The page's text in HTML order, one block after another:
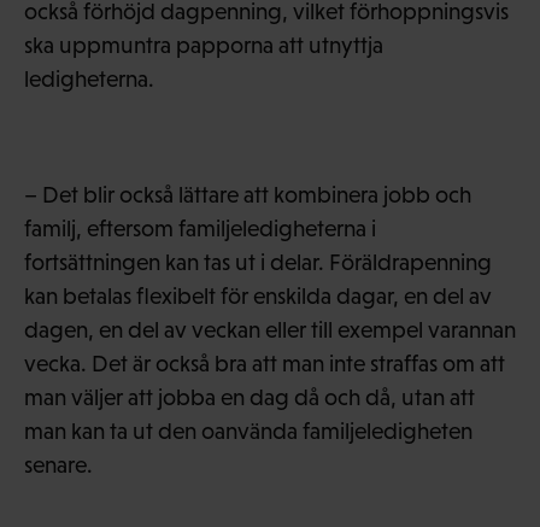
också förhöjd dagpenning, vilket förhoppningsvis
ska uppmuntra papporna att utnyttja
ledigheterna.
– Det blir också lättare att kombinera jobb och
familj, eftersom familjeledigheterna i
fortsättningen kan tas ut i delar. Föräldrapenning
kan betalas flexibelt för enskilda dagar, en del av
dagen, en del av veckan eller till exempel varannan
vecka. Det är också bra att man inte straffas om att
man väljer att jobba en dag då och då, utan att
man kan ta ut den oanvända familjeledigheten
senare.